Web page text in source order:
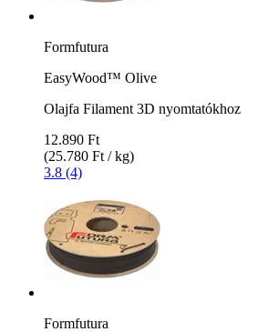
Formfutura
EasyWood™ Olive
Olajfa Filament 3D nyomtatókhoz
12.890 Ft
(25.780 Ft / kg)
3.8 (4)
Formfutura